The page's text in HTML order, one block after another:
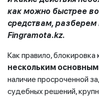
как можно быстрее
средствам, разберем
Fingramota.kz.
Как правило,
нескольким
наличие просроченной
судебных решений,